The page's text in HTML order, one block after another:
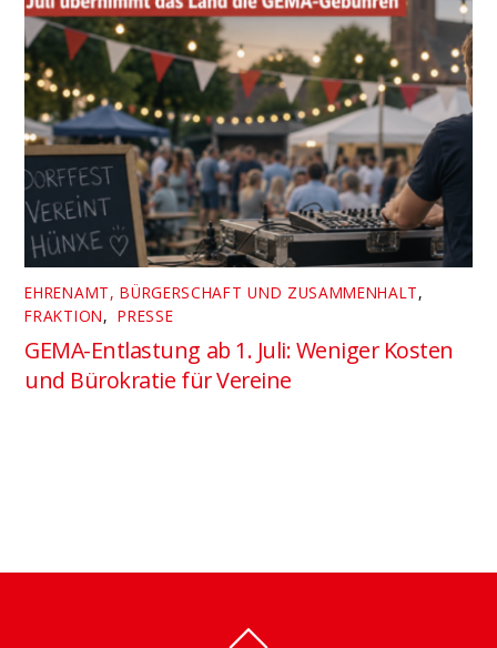
EHRENAMT, BÜRGERSCHAFT UND ZUSAMMENHALT,
FRAKTION, PRESSE
GEMA-Entlastung ab 1. Juli: Weniger Kosten
und Bürokratie für Vereine